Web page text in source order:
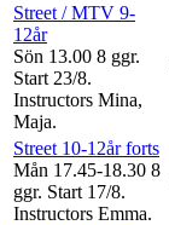
Street / MTV 9-
12år
Sön 13.00 8 ggr.
Start 23/8.
Instructors Mina,
Maja.
Street 10-12år forts
Mån 17.45-18.30 8
ggr. Start 17/8.
Instructors Emma.